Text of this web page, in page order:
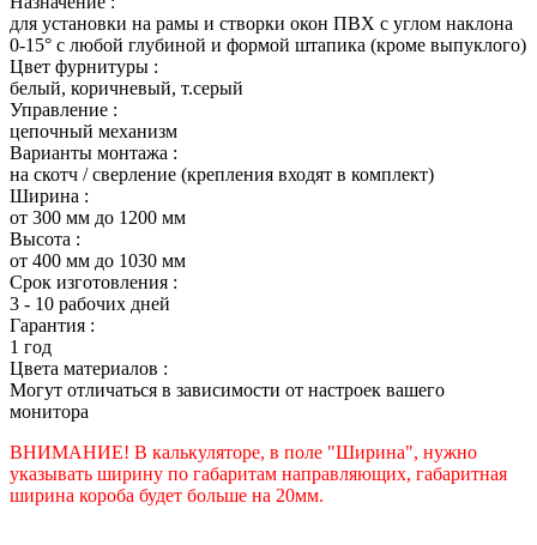
для установки на рамы и створки окон ПВХ с углом наклона
0-15° с любой глубиной и формой штапика (кроме выпуклого)
Цвет фурнитуры :
белый, коричневый, т.серый
Управление :
цепочный механизм
Варианты монтажа :
на скотч / сверление (крепления входят в комплект)
Ширина :
от 300 мм до 1200 мм
Высота :
от 400 мм до 1030 мм
Срок изготовления :
3 - 10 рабочих дней
Гарантия :
1 год
Цвета материалов :
Могут отличаться в зависимости от настроек вашего
монитора
ВНИМАНИЕ! В калькуляторе, в поле "Ширина", нужно
указывать ширину по габаритам направляющих, габаритная
ширина короба будет больше на 20мм.